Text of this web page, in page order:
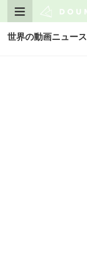
世界の動画ニュース